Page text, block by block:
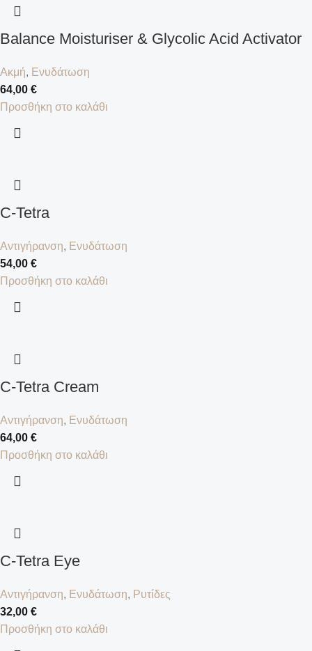
Balance Moisturiser & Glycolic Acid Activator
Ακμή, Ενυδάτωση
64,00 €
Προσθήκη στο καλάθι
C-Tetra
Αντιγήρανση, Ενυδάτωση
54,00 €
Προσθήκη στο καλάθι
C-Tetra Cream
Αντιγήρανση, Ενυδάτωση
64,00 €
Προσθήκη στο καλάθι
C-Tetra Eye
Αντιγήρανση, Ενυδάτωση, Ρυτίδες
32,00 €
Προσθήκη στο καλάθι